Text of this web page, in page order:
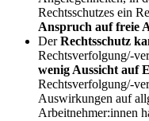
Rechtsschutzes ein
Anspruch auf freie
DerRechtsschutz
Rechtsverfolgung/-
wenig Aussicht auf
Rechtsverfolgung/-
Auswirkungen auf
Arbeitnehmer:innen